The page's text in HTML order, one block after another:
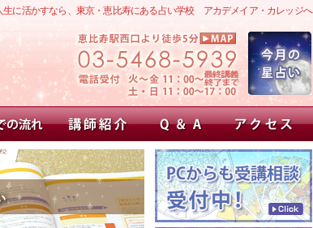
生に活かすなら、東京・恵比寿にある占い学校 アカデメイア・カレッジへ